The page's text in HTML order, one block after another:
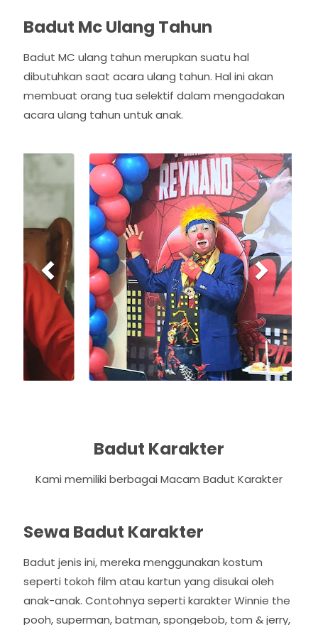
Badut Mc Ulang Tahun
Badut MC ulang tahun merupkan suatu hal
dibutuhkan saat acara ulang tahun. Hal ini akan
membuat orang tua selektif dalam mengadakan
acara ulang tahun untuk anak.
P
r
e
v
i
o
u
s
N
e
x
t
Badut Karakter
Kami memiliki berbagai Macam Badut Karakter
Sewa Badut Karakter
Badut jenis ini, mereka menggunakan kostum
seperti tokoh film atau kartun yang disukai oleh
anak-anak. Contohnya seperti karakter Winnie the
pooh, superman, batman, spongebob, tom & jerry,